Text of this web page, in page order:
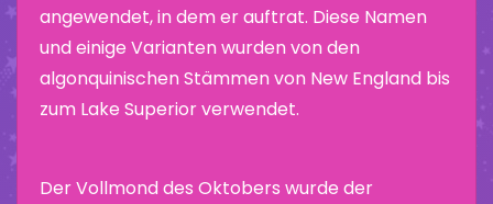
angewendet, in dem er auftrat. Diese Namen
und einige Varianten wurden von den
algonquinischen Stämmen von New England bis
zum Lake Superior verwendet.
Der Vollmond des Oktobers wurde der